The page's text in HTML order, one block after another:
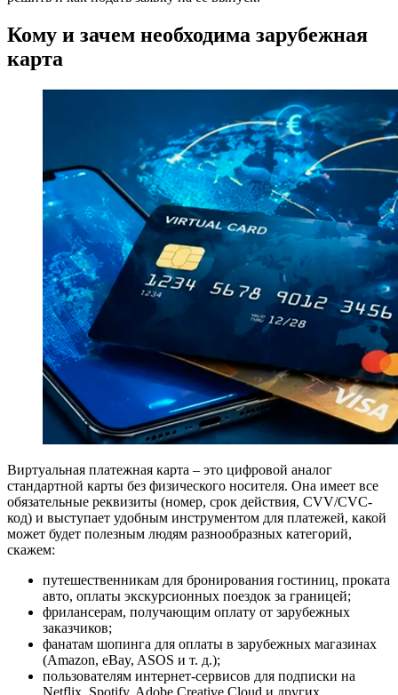
Кому и зачем необходима зарубежная
карта
Виртуальная платежная карта – это цифровой аналог
стандартной карты без физического носителя. Она имеет все
обязательные реквизиты (номер, срок действия, CVV/CVC-
код) и выступает удобным инструментом для платежей, какой
может будет полезным людям разнообразных категорий,
скажем:
путешественникам для бронирования гостиниц, проката
авто, оплаты экскурсионных поездок за границей;
фрилансерам, получающим оплату от зарубежных
заказчиков;
фанатам шопинга для оплаты в зарубежных магазинах
(Amazon, eBay, ASOS и т. д.);
пользователям интернет-сервисов для подписки на